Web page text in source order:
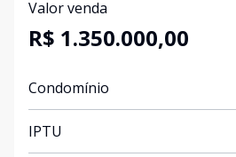
Valor venda
R$ 1.350.000,00
Condomínio
IPTU